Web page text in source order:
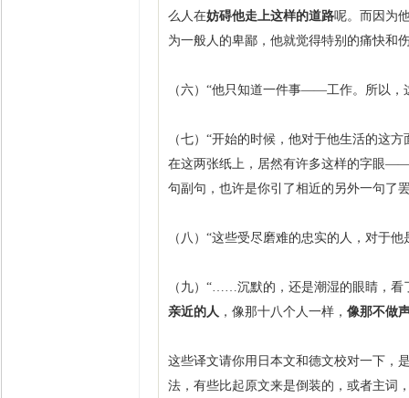
么人在妨碍他走上这样的道路呢。而因为
为一般人的卑鄙，他就觉得特别的痛快和
（六）“他只知道一件事——工作。所以，
（七）“开始的时候，他对于他生活的这
在这两张纸上，居然有许多这样的字眼
句副句，也许是你引了相近的另外一句了
（八）“这些受尽磨难的忠实的人，对于
（九）“……沉默的，还是潮湿的眼睛，
亲近的人 ，像那十八个人一样， 像那不做
这些译文请你用日本文和德文校对一下，
法，有些比起原文来是倒装的，或者主词